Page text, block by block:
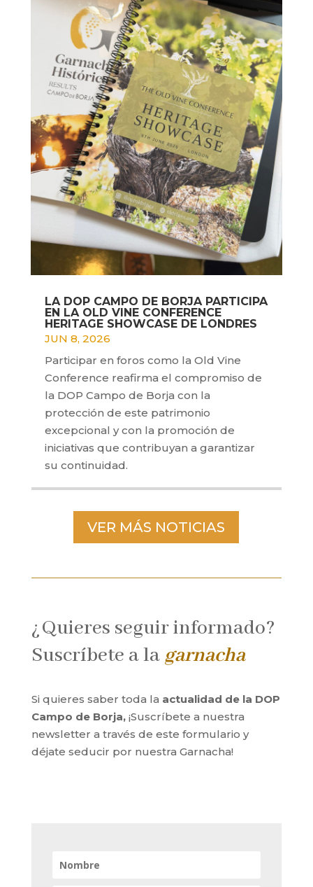
LA DOP CAMPO DE BORJA PARTICIPA
EN LA OLD VINE CONFERENCE
HERITAGE SHOWCASE DE LONDRES
JUN 8, 2026
Participar en foros como la Old Vine
Conference reafirma el compromiso de
la DOP Campo de Borja con la
protección de este patrimonio
excepcional y con la promoción de
iniciativas que contribuyan a garantizar
su continuidad.
VER MÁS NOTICIAS
¿Quieres seguir informado?
Suscríbete a la garnacha
Si quieres saber toda la actualidad de la DOP
Campo de Borja,¡Suscríbete a nuestra
newsletter a través de este formulario y
déjate seducir por nuestra Garnacha!